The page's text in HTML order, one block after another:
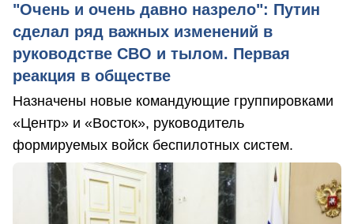
"Очень и очень давно назрело": Путин
сделал ряд важных изменений в
руководстве СВО и тылом. Первая
реакция в обществе
Назначены новые командующие группировками
«Центр» и «Восток», руководитель
формируемых войск беспилотных систем.